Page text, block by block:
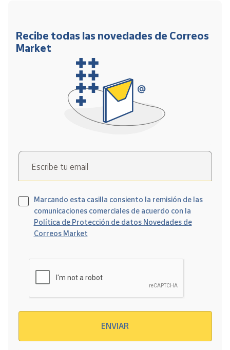
Recibe todas las novedades de Correos
Market
Escribe tu email
Marcando esta casilla consiento la remisión de las
comunicaciones comerciales de acuerdo con la
Política de Protección de datos Novedades de
Correos Market
ENVIAR